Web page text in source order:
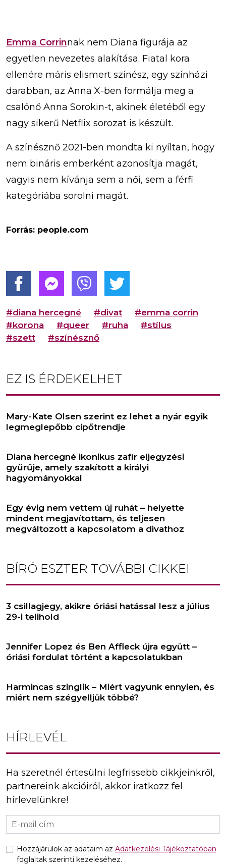
Emma Corrinnak nem Diana figurája az
egyetlen nevezetes alakítása. Fiatal kora
ellenére máris elismert színész, egy színházi
darabban, az Anna X-ben formálja meg a
csalónő Anna Sorokin-t, akinek életéből egy
nagy sikerű Netflix sorozat is készült.
A színésznő 2021-ben mondta ki nyíltan, hogy
nem bináris emberként azonosítja magát,
vagyis nem kívánja sem a női, sem a férfi
kategóriába sorolni magát.
Forrás: people.com
#diana hercegné #divat
#emma corrin
#korona
#queer #ruha
#stílus
#szett
#színésznő
EZ IS ÉRDEKELHET
Mary-Kate Olsen szerint ez lehet a nyár egyik
legmeglepőbb cipőtrendje
Diana hercegné ikonikus zafír eljegyzési
gyűrűje, amely szakított a királyi
hagyományokkal
Egy évig nem vettem új ruhát – helyette
mindent megjavítottam, és teljesen
megváltozott a kapcsolatom a divathoz
BÍRÓ ESZTER TOVÁBBI CIKKEI
3 csillagjegy, akikre óriási hatással lesz a július
29-i telihold
Jennifer Lopez és Ben Affleck újra együtt –
óriási fordulat történt a kapcsolatukban
Harmincas szinglik – Miért vagyunk ennyien, és
miért nem szégyelljük többé?
HÍRLEVÉL
Ha szeretnél értesülni legfrissebb cikkjeinkről,
partnereink akcióiról, akkor iratkozz fel
hírlevelünkre!
Hozzájárulok az adataim az Adatkezelési Tájékoztatóban
foglaltak szerinti kezeléséhez.